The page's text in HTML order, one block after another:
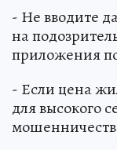
- Не вводите
на
приложения
- Если цена
для высокого